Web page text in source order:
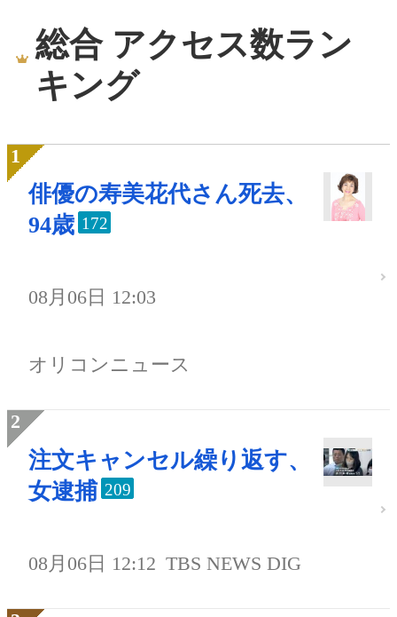
総合 アクセス数ラン
キング
俳優の寿美花代さん死去、
94歳 172
08月06日 12:03
オリコンニュース
注文キャンセル繰り返す、
女逮捕 209
08月06日 12:12 TBS NEWS DIG